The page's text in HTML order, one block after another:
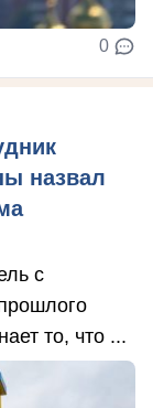
0
назвал
с
то, что ...